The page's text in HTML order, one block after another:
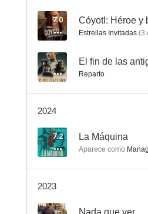
Cantinflas
7.0 Cóyotl: Héroe y
Estrellas Invitadas (3
-- El fin de las
Reparto
2024
7.2 La Máquina
Aparece como
2023
-- Nada que ver